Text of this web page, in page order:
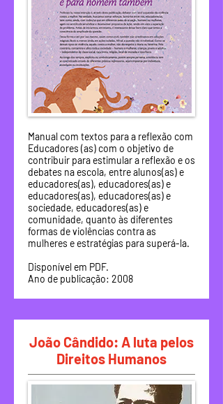
Manual com textos para a reflexão com
Educadores (as) com o objetivo de
contribuir para estimular a reflexão e os
debates na escola, entre alunos(as) e
educadores(as), educadores(as) e
educadores(as), educadores(as) e
sociedade, educadores(as) e
comunidade, quanto às diferentes
formas de violências contra as
mulheres e estratégias para superá-la.
Disponível em PDF.
Ano de publicação: 2008
João Cândido: A luta pelos
Direitos Humanos